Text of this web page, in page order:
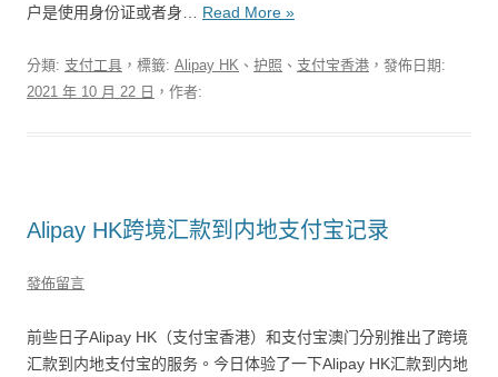
户是使用身份证或者身… Read More »
分類: 支付工具 ，標籤: Alipay HK 、 护照 、 支付宝香港 ，發佈日期:
2021 年 10 月 22 日 ，作者:
Alipay HK跨境汇款到内地支付宝记录
發佈留言
前些日子Alipay HK（支付宝香港）和支付宝澳门分别推出了跨境
汇款到内地支付宝的服务。今日体验了一下Alipay HK汇款到内地